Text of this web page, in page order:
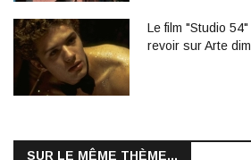
Le film "Studio
revoir sur Arte
SUR LE MÊME THÈME...